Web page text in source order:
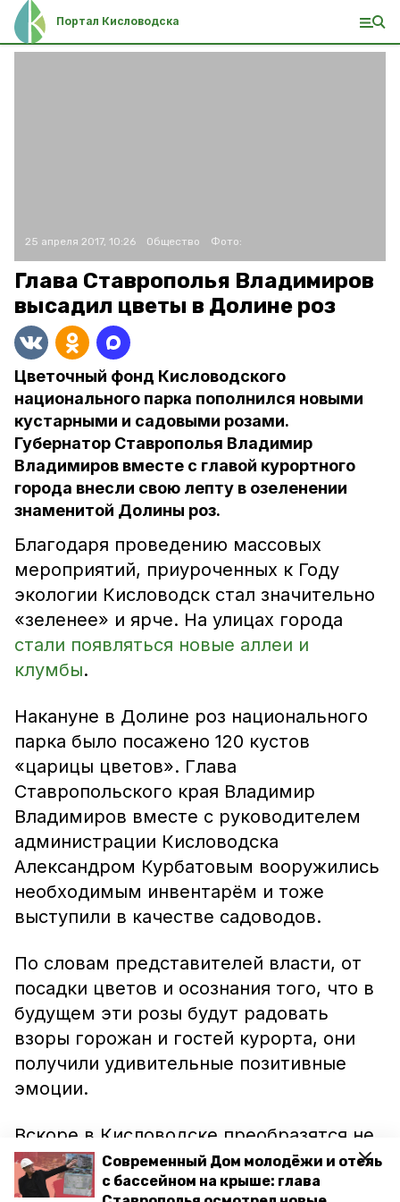
Современный Дом молодёжи и отель
с бассейном на крыше: глава
Портал Кисловодска
25 апреля 2017, 10:26 Общество Фото:
Глава Ставрополья Владимиров
высадил цветы в Долине роз
Цветочный фонд Кисловодского
национального парка пополнился новыми
кустарными и садовыми розами.
Губернатор Ставрополья Владимир
Владимиров вместе с главой курортного
города внесли свою лепту в озеленении
знаменитой Долины роз.
Благодаря проведению массовых
мероприятий, приуроченных к Году
экологии Кисловодск стал значительно
«зеленее» и ярче. На улицах города
стали появляться новые аллеи и
клумбы.
Накануне в Долине роз национального
парка было посажено 120 кустов
«царицы цветов». Глава
Ставропольского края Владимир
Владимиров вместе с руководителем
администрации Кисловодска
Александром Курбатовым вооружились
необходимым инвентарём и тоже
выступили в качестве садоводов.
По словам представителей власти, от
посадки цветов и осознания того, что в
будущем эти розы будут радовать
взоры горожан и гостей курорта, они
получили удивительные позитивные
эмоции.
Вскоре в Кисловодске преобразятся не
только природные ландшафты, но и
здравницы. Соглашение о